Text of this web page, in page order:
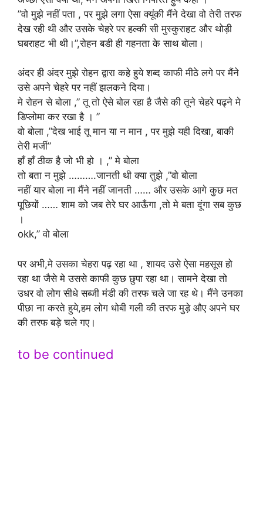
”वो मुझे नहीं पता , पर मुझे लगा ऐसा क्यूंकी मैंने देखा वो तेरी तरफ
देख रही थी और उसके चेहरे पर हल्की सी मुस्कुराहट और थोड़ी
घबराहट भी थी।”,रोहन बडी ही गहनता के साथ बोला।
अंदर ही अंदर मुझे रोहन द्वारा कहे हुये शब्द काफी मीठे लगे पर मैंने
उसे अपने चेहरे पर नहीं झलकने दिया।
मे रोहन से बोला ,” तू तो ऐसे बोल रहा है जैसे की तूने चेहरे पढ्ने मे
डिप्लोमा कर रखा है । ”
वो बोला ,”देख भाई तू मान या न मान , पर मुझे यही दिखा, बाकी
तेरी मर्जी”
हाँ हाँ ठीक है जो भी हो । ,” मे बोला
तो बता न मुझे ……….जानती थी क्या तुझे ,”वो बोला
नहीं यार बोला ना मैंने नहीं जानती …… और उसके आगे कुछ मत
पूछियों …… शाम को जब तेरे घर आऊँगा ,तो मे बता दूंगा सब कुछ
।
okk,” वो बोला
पर अभी,मे उसका चेहरा पढ़ रहा था , शायद उसे ऐसा महसूस हो
रहा था जैसे मे उससे काफी कुछ छुपा रहा था। सामने देखा तो
उधर वो लोग सीधे सब्जी मंडी की तरफ चले जा रह थे। मैंने उनका
पीछा ना करते हुये,हम लोग धोबी गली की तरफ मुड़े औए अपने घर
की तरफ बड़े चले गए।
to be continued